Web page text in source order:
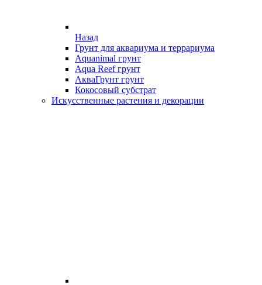
Назад
Грунт для аквариума и террариума
Aquanimal грунт
Aqua Reef грунт
АкваГрунт грунт
Кокосовый субстрат
Искусственные растения и декорации